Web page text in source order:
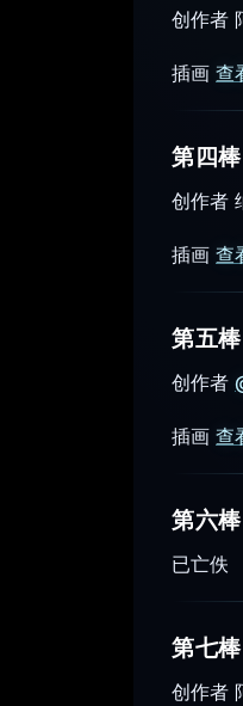
创作者
插画 查
第四
创作者
插画 查
第五
创作者
插画 查
第六
已亡佚
第七
创作者